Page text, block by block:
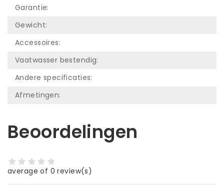
Garantie:
Gewicht:
Accessoires:
Vaatwasser bestendig:
Andere specificaties:
Afmetingen:
Beoordelingen
average of 0 review(s)